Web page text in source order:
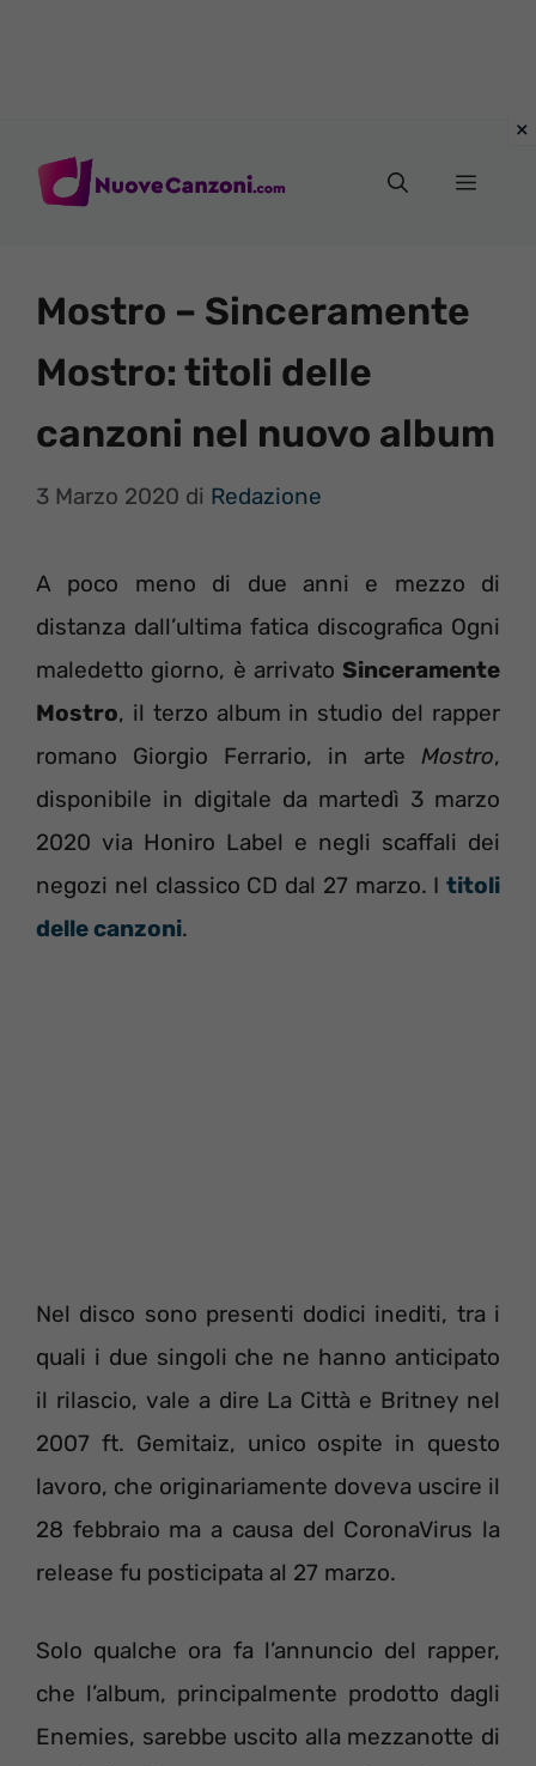
Menu
Mostro – Sinceramente
Mostro: titoli delle
canzoni nel nuovo album
3 Marzo 2020 di Redazione
A poco meno di due anni e mezzo di
distanza dall’ultima fatica discografica Ogni
maledetto giorno, è arrivato Sinceramente
Mostro, il terzo album in studio del rapper
romano Giorgio Ferrario, in arte Mostro,
disponibile in digitale da martedì 3 marzo
2020 via Honiro Label e negli scaffali dei
negozi nel classico CD dal 27 marzo. I titoli
delle canzoni.
Nel disco sono presenti dodici inediti, tra i
quali i due singoli che ne hanno anticipato
il rilascio, vale a dire La Città e Britney nel
2007 ft. Gemitaiz, unico ospite in questo
lavoro, che originariamente doveva uscire il
28 febbraio ma a causa del CoronaVirus la
release fu posticipata al 27 marzo.
Solo qualche ora fa l’annuncio del rapper,
che l’album, principalmente prodotto dagli
Enemies, sarebbe uscito alla mezzanotte di